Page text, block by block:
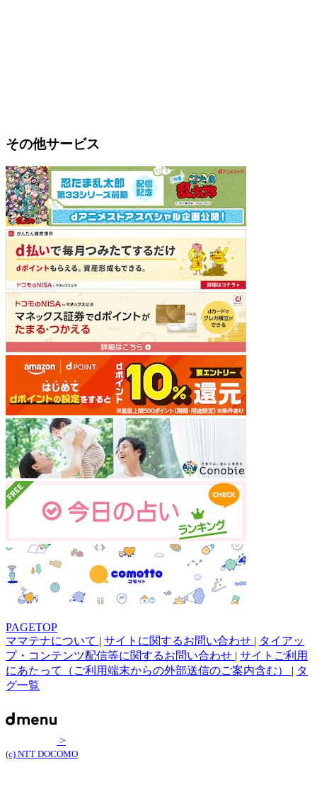
その他サービス
PAGETOP
ママテナについて | サイトに関するお問い合わせ | タイアッ
プ・コンテンツ配信等に関するお問い合わせ | サイトご利用
にあたって（ご利用端末からの外部送信のご案内含む） | タ
グ一覧
>
(c) NTT DOCOMO